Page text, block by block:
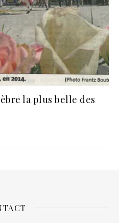
la plus belle des